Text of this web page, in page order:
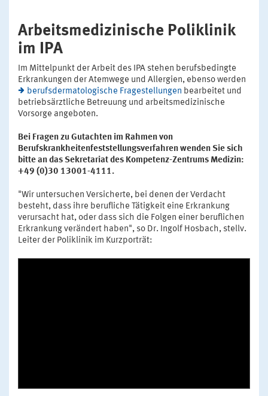
Arbeitsmedizinische Poliklinik
im IPA
Im Mittelpunkt der Arbeit des IPA stehen berufsbedingte
Erkrankungen der Atemwege und Allergien, ebenso werden
berufsdermatologische Fragestellungen bearbeitet und
betriebsärztliche Betreuung und arbeitsmedizinische
Vorsorge angeboten.
Bei Fragen zu Gutachten im Rahmen von
Berufskrankheitenfeststellungsverfahren wenden Sie sich
bitte an das Sekretariat des Kompetenz-Zentrums Medizin:
+49 (0)30 13001-4111.
"Wir untersuchen Versicherte, bei denen der Verdacht
besteht, dass ihre berufliche Tätigkeit eine Erkrankung
verursacht hat, oder dass sich die Folgen einer beruflichen
Erkrankung verändert haben", so Dr. Ingolf Hosbach, stellv.
Leiter der Poliklinik im Kurzporträt: